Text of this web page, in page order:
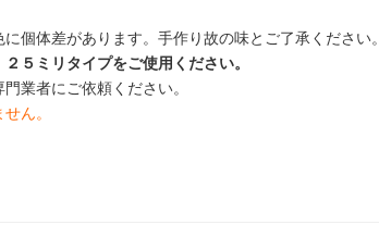
個体差があります。手作り故の味とご了承ください。
５ミリタイプをご使用ください。
業者にご依頼ください。
ん。